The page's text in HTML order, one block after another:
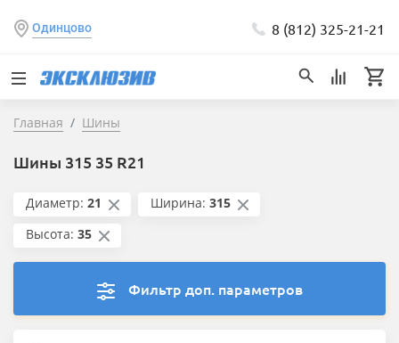
Одинцово 8 (812) 325-21-21
Главная Шины
Шины 315 35 R21
Диаметр: 21 Ширина: 315
Высота: 35
Фильтр доп. параметров